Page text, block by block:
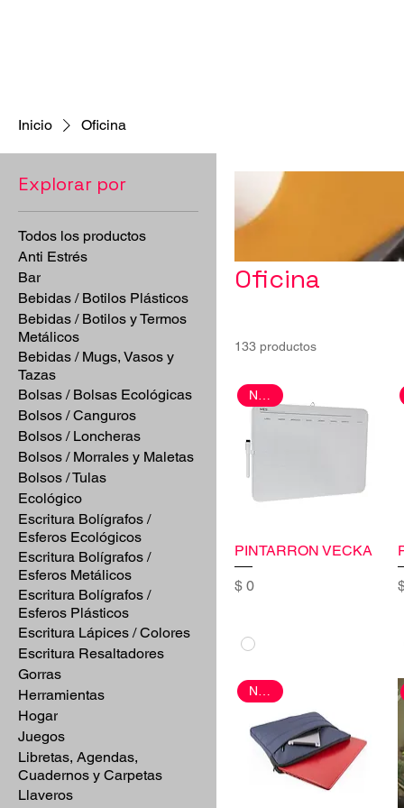
Inicio Oficina
Explorar por
Todos los productos
Anti Estrés
Bar
Bebidas / Botilos Plásticos
Bebidas / Botilos y Termos
Metálicos
Bebidas / Mugs, Vasos y
Tazas
Bolsas / Bolsas Ecológicas
Bolsos / Canguros
Bolsos / Loncheras
Bolsos / Morrales y Maletas
Bolsos / Tulas
Ecológico
Escritura Bolígrafos /
Esferos Ecológicos
Escritura Bolígrafos /
Esferos Metálicos
Escritura Bolígrafos /
Esferos Plásticos
Escritura Lápices / Colores
Escritura Resaltadores
Gorras
Herramientas
Hogar
Juegos
Libretas, Agendas,
Cuadernos y Carpetas
Llaveros
Oficina
133 productos
PINTARRON VECKA
Precio
$ 0
Nuevo